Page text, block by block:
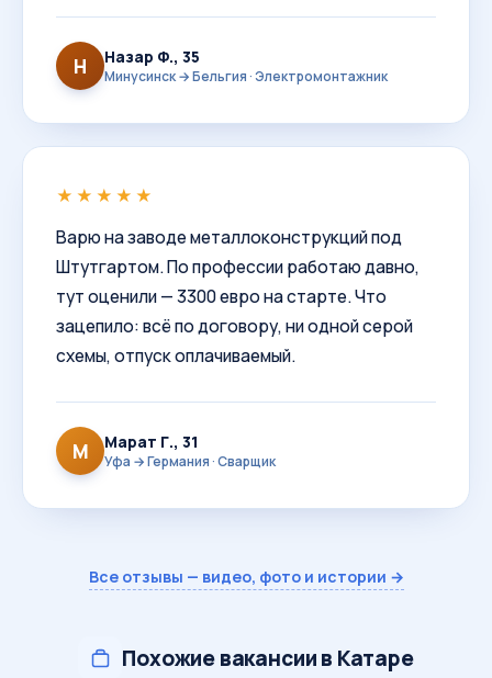
Н Назар Ф., 35
Минусинск → Бельгия · Электромонтажник
★★★★★
Варю на заводе металлоконструкций под
Штутгартом. По профессии работаю давно,
тут оценили — 3300 евро на старте. Что
зацепило: всё по договору, ни одной серой
схемы, отпуск оплачиваемый.
М Марат Г., 31
Уфа → Германия · Сварщик
Все отзывы — видео, фото и истории →
Похожие вакансии в Катаре